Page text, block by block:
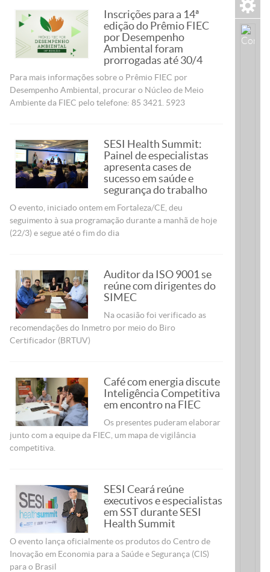
Inscrições para a 14ª
edição do Prêmio FIEC
por Desempenho
Ambiental foram
prorrogadas até 30/4
Para mais informações sobre o Prêmio FIEC por
Desempenho Ambiental, procurar o Núcleo de Meio
Ambiente da FIEC pelo telefone: 85 3421. 5923
SESI Health Summit:
Painel de especialistas
apresenta cases de
sucesso em saúde e
segurança do trabalho
O evento, iniciado ontem em Fortaleza/CE, deu
seguimento à sua programação durante a manhã de hoje
(22/3) e segue até o fim do dia
Auditor da ISO 9001 se
reúne com dirigentes do
SIMEC
Na ocasião foi verificado as
recomendações do Inmetro por meio do Biro
Certificador (BRTUV)
Café com energia discute
Inteligência Competitiva
em encontro na FIEC
Os presentes puderam elaborar
junto com a equipe da FIEC, um mapa de vigilância
competitiva.
SESI Ceará reúne
executivos e especialistas
em SST durante SESI
Health Summit
O evento lança oficialmente os produtos do Centro de
Inovação em Economia para a Saúde e Segurança (CIS)
para o Brasil